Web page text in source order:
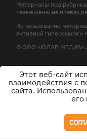
Материалы под
размещены на правах
Использование
активной гиперссылки
© ООО «ЮЛАВ
Этот веб-сайт
взаимодействия с
сайта.
его